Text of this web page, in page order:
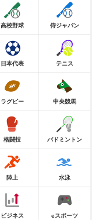
高校野球 侍ジャパン
日本代表 テニス
ラグビー 中央競馬
格闘技 バドミントン
陸上 水泳
ビジネス eスポーツ